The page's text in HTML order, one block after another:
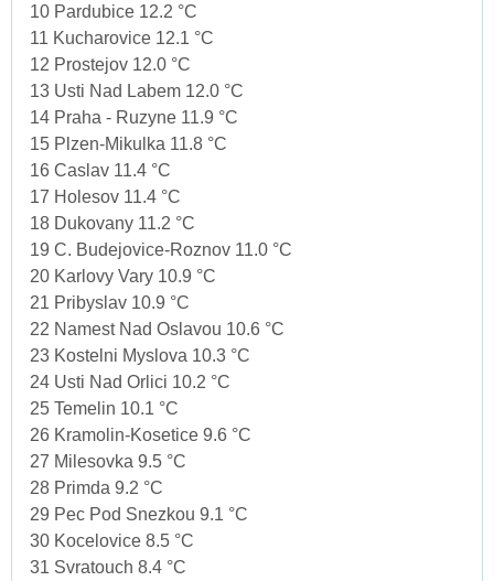
10 Pardubice 12.2 °C
11 Kucharovice 12.1 °C
12 Prostejov 12.0 °C
13 Usti Nad Labem 12.0 °C
14 Praha - Ruzyne 11.9 °C
15 Plzen-Mikulka 11.8 °C
16 Caslav 11.4 °C
17 Holesov 11.4 °C
18 Dukovany 11.2 °C
19 C. Budejovice-Roznov 11.0 °C
20 Karlovy Vary 10.9 °C
21 Pribyslav 10.9 °C
22 Namest Nad Oslavou 10.6 °C
23 Kostelni Myslova 10.3 °C
24 Usti Nad Orlici 10.2 °C
25 Temelin 10.1 °C
26 Kramolin-Kosetice 9.6 °C
27 Milesovka 9.5 °C
28 Primda 9.2 °C
29 Pec Pod Snezkou 9.1 °C
30 Kocelovice 8.5 °C
31 Svratouch 8.4 °C